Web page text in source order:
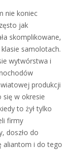
nie koniec
jak
skomplikowane,
samolotach.
wytwórstwa i
produkcji
się w okresie
to żył tylko
firmy
doszło do
aliantom i do tego